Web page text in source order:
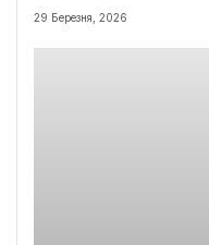
29 Березня, 2026